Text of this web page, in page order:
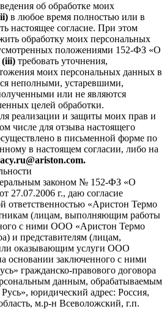
об обработке моих
в любое время полностью или в
настоящее согласие. При этом
обработку моих персональных
положениями 152-ФЗ «О
(iii) требовать уточнения,
моих персональных данных в
неполными, устаревшими,
или не являются
целей обработки.
реализации и защиты моих прав и
числе для отзыва настоящего
в письменной форме по
в настоящем согласии, либо на
законом № 152-ФЗ «О
27.07.2006 г., даю согласие
ответственностью «Аристон Термо
(лицам, выполняющим работы
с ними ООО «Аристон Термо
и представителям (лицам,
оказывающим услуги ООО
основании заключенного с ними
гражданско-правового договора
данным, обрабатываемым
юридический адрес: Россия,
м.р-н Всеволожский, г.п.